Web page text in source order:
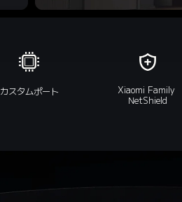
カスタムポート
Xiaomi Family
NetShield